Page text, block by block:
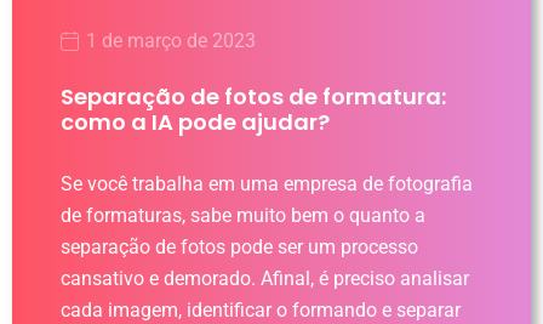
1 de março de 2023
Separação de fotos de formatura:
como a IA pode ajudar?
Se você trabalha em uma empresa de fotografia
de formaturas, sabe muito bem o quanto a
separação de fotos pode ser um processo
cansativo e demorado. Afinal, é preciso analisar
cada imagem, identificar o formando e separar